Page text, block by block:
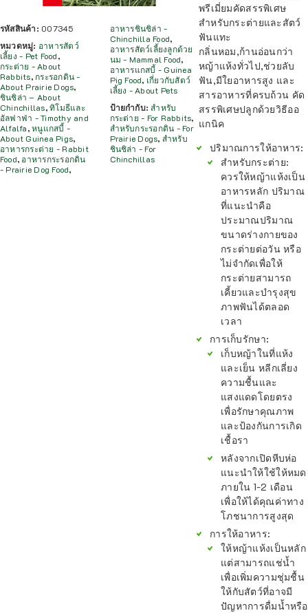
รหัสสินค้า: 007345
หมวดหมู่: อาหารสัตว์
เลี้ยง - Pet Food,
กระต่าย - About
Rabbits, กระรอกดิน -
About Prairie Dogs,
ชินชิล่า – About
Chinchillas,ทิโมธีและ
อัลฟาฟ่า - Timothy and
Alfalfa,หนูแกสบี้ -
About Guinea Pigs,
อาหารกระต่าย - Rabbit
Food, อาหารกระรอกดิน
- Prairie Dog Food,
อาหารชินชิล่า -
Chinchilla Food,
อาหารสัตว์เลี้ยงลูกด้วย
นม - Mammal Food,
อาหารแกสบี้ - Guinea
Pig Food, เกี่ยวกับสัตว์
เลี้ยง - About Pets
ป้ายกำกับ:สำหรับ
กระต่าย - For Rabbits,
สำหรับกระรอกดิน - For
Prairie Dogs, สำหรับ
ชินชิล่า - For
Chinchillas
พรีเมี่ยมคัดสรรพิเศษ
สำหรับกระต่ายและสัตว์
ฟันแทะ
กลิ่นหอม,ก้านอ่อนกว่า
หญ้าแห้งทั่วไป,ช่วยลับ
ฟัน,มีใยอาหารสูง และ
สารอาหารที่ครบถ้วน คัด
สรรพิเศษปลูกด้วยวิธีออ
แกนิค
ปริมาณการให้อาหาร:
สำหรับกระต่าย:
ควรให้หญ้าแห้งเป็น
อาหารหลัก ปริมาณ
ที่แนะนำคือ
ประมาณปริมาณ
ขนาดร่างกายของ
กระต่ายต่อวัน หรือ
ไม่จำกัดเพื่อให้
กระต่ายสามารถ
เคี้ยวและบำรุงสุข
ภาพฟันได้ตลอด
เวลา
การเก็บรักษา:
เก็บหญ้าในที่แห้ง
และเย็น หลีกเลี่ยง
ความชื้นและ
แสงแดดโดยตรง
เพื่อรักษาคุณภาพ
และป้องกันการเกิด
เชื้อรา
หลังจากเปิดหีบห่อ
แนะนำให้ใช้ให้หมด
ภายใน 1-2 เดือน
เพื่อให้ได้คุณค่าทาง
โภชนาการสูงสุด
การให้อาหาร:
ให้หญ้าแห้งเป็นหลัก
แต่สามารถแช่น้ำ
เพื่อเพิ่มความชุ่มชื้น
ให้กับสัตว์ที่อาจมี
ปัญหาการดื่มน้ำหรือ